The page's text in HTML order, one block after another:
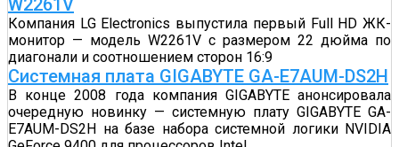
W2261V
Компания LG Electronics выпустила первый Full HD ЖК-
монитор — модель W2261V с размером 22 дюйма по
диагонали и соотношением сторон 16:9
Системная плата GIGABYTE GA-E7AUM-DS2H
В конце 2008 года компания GIGABYTE анонсировала
очередную новинку — системную плату GIGABYTE GA-
E7AUM-DS2H на базе набора системной логики NVIDIA